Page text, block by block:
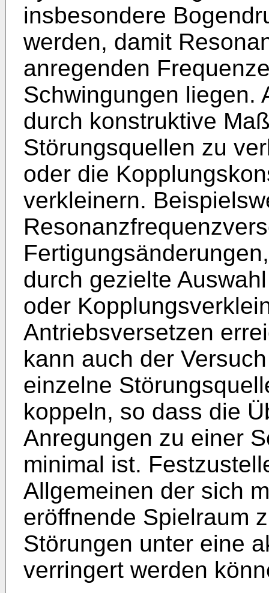
insbesondere
werden, damit
anregenden
Schwingungen liegen.
durch konstruktive
Störungsquellen zu
oder die
verkleinern.
durch gezielte
oder
Antriebsversetzen
kann auch der
einzelne
koppeln, so dass die
Anregungen zu einer
minimal ist.
Allgemeinen der sich
eröffnende Spielraum
Störungen unter eine
verringert werden